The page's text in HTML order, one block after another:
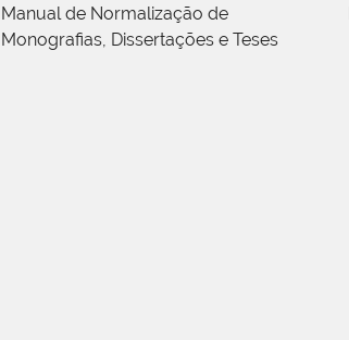
Manual de Normalização de
Monografias, Dissertações e Teses